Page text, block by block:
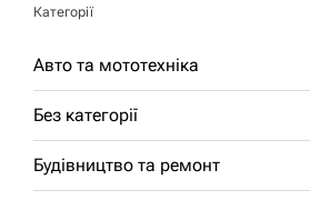
Категорії
Авто та мототехніка
Без категорії
Будівництво та ремонт